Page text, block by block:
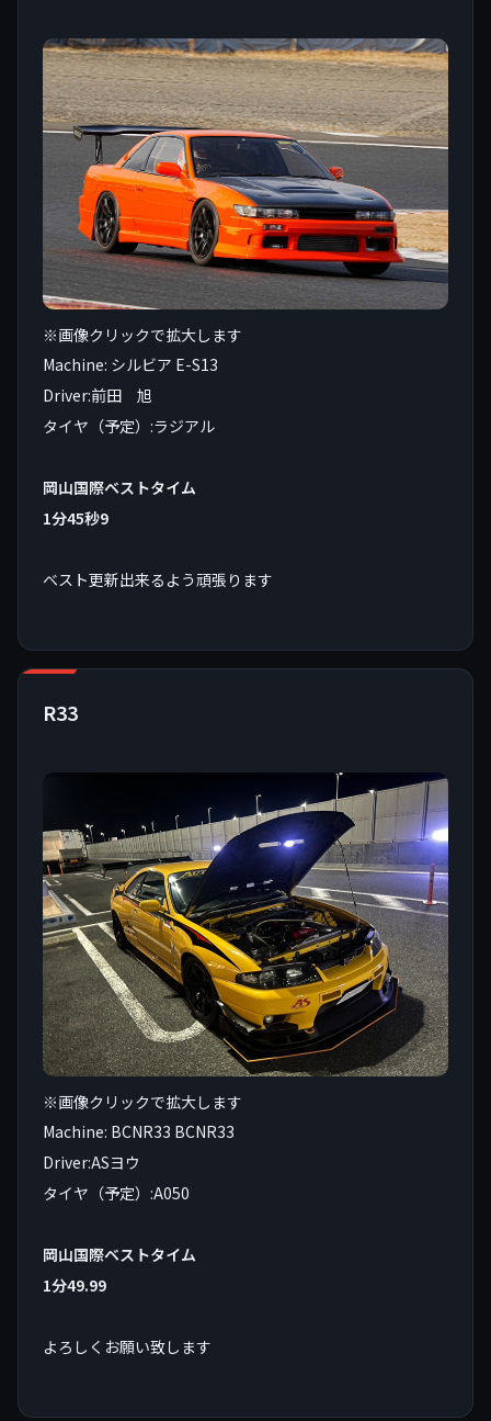
※画像クリックで拡大します
Machine: シルビア E-S13
Driver:前田 旭
タイヤ（予定）:ラジアル
岡山国際ベストタイム
1分45秒9
ベスト更新出来るよう頑張ります
R33
※画像クリックで拡大します
Machine: BCNR33 BCNR33
Driver:ASヨウ
タイヤ（予定）:A050
岡山国際ベストタイム
1分49.99
よろしくお願い致します